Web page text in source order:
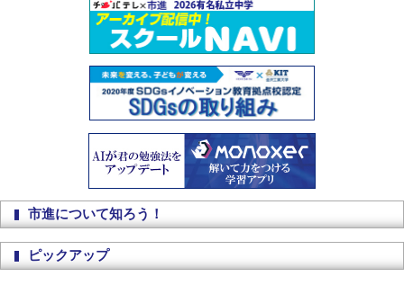
市進について知ろう！
ピックアップ